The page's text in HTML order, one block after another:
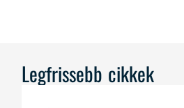
Legfrissebb cikkek